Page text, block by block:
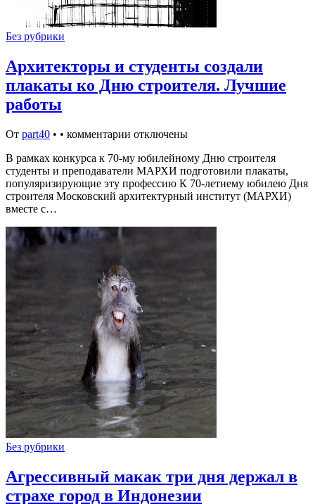
Без рубрики
Архитекторы и студенты создали
плакаты ко Дню строителя. Лучшие
работы
От part40 • • комментарии отключены
В рамках конкурса к 70-му юбилейному Дню строителя
студенты и преподаватели МАРХИ подготовили плакаты,
популяризирующие эту профессию К 70-летнему юбилею Дня
строителя Московский архитектурный институт (МАРХИ)
вместе с…
Без рубрики
Агрессивный макак три дня держал в
страхе город в Индонезии